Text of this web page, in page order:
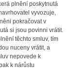
plnění poskytnutá
vyvozuje,
pokračovat v
si jsou povinni vrátit.
těchto smluv, tím
nuceny vrátit, a
nepovede k
k nárůstu